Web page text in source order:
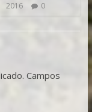
2016
0
Campos